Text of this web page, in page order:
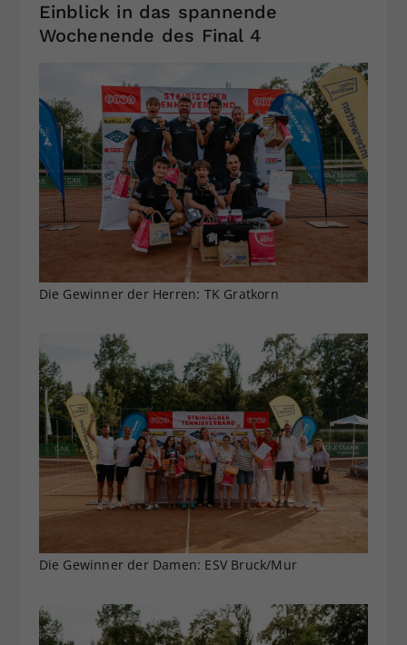
Einblick in das spannende
Wochenende des Final 4
Die Gewinner der Herren: TK Gratkorn
Die Gewinner der Damen: ESV Bruck/Mur